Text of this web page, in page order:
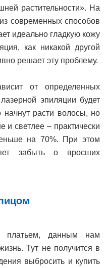
растительности». На
современных способов
идеально гладкую кожу
как никакой другой
решает эту проблему.
от определенных
эпиляции будет
начнут расти волосы, но
и светлее – практически
на 70%. При этом
забыть о вросших
платьем, данным нам
Тут не получится в
выбросить и купить